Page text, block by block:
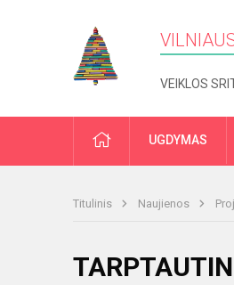
VEIKLOS
PRADŽIAUGDYMAS
Titulinis Naujienos